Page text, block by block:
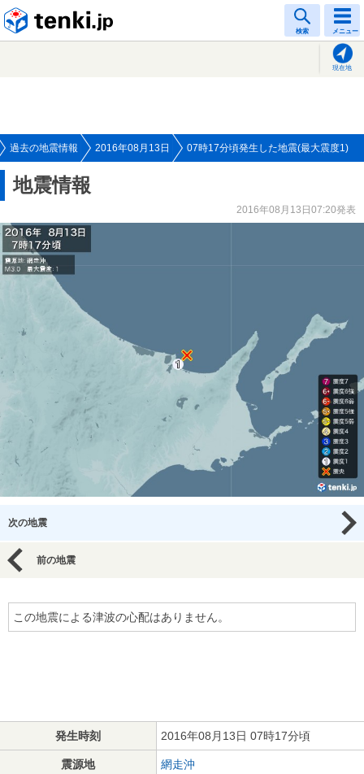
検索 メニュー
現在地
過去の地震情報 2016年08月13日 07時17分頃発生した地震(最大震度1)
地震情報
2016年08月13日07:20発表
次の地震
前の地震
この地震による津波の心配はありません。
発生時刻 2016年08月13日 07時17分頃
震源地 網走沖